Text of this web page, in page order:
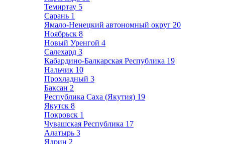
Темиртау 5
Сарань 1
Ямало-Ненецкий автономный округ 20
Ноябрьск 8
Новый Уренгой 4
Салехард 3
Кабардино-Балкарская Республика 19
Нальчик 10
Прохладный 3
Баксан 2
Республика Саха (Якутия) 19
Якутск 8
Покровск 1
Чувашская Республика 17
Алатырь 3
Ядрин 2